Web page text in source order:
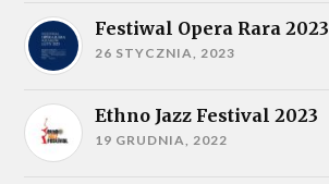
Festiwal Opera Rara 2023
26 STYCZNIA, 2023
Ethno Jazz Festival 2023
19 GRUDNIA, 2022